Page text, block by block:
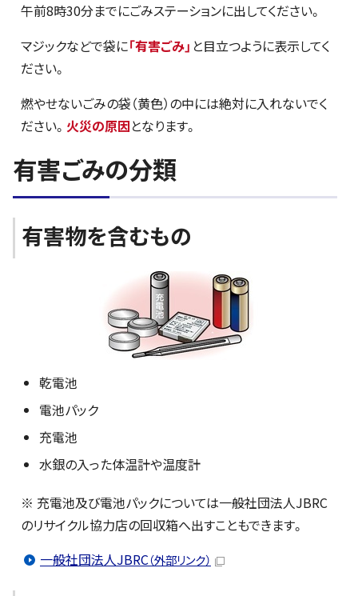
午前8時30分までにごみステーションに出してください。
マジックなどで袋に「有害ごみ」 と目立つように表示してく
ださい。
燃やせないごみの袋（黄色）の中には絶対に入れないでく
ださい。 火災の原因となります。
有害ごみの分類
有害物を含むもの
乾電池
電池パック
充電池
水銀の入った体温計や温度計
※ 充電池及び電池パックについては一般社団法人JBRC
のリサイクル協力店の回収箱へ出すこともできます。
一般社団法人JBRC（外部リンク）